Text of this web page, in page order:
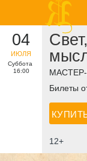
04
ИЮЛЯ
Суббота
16:00
Билеты
12+